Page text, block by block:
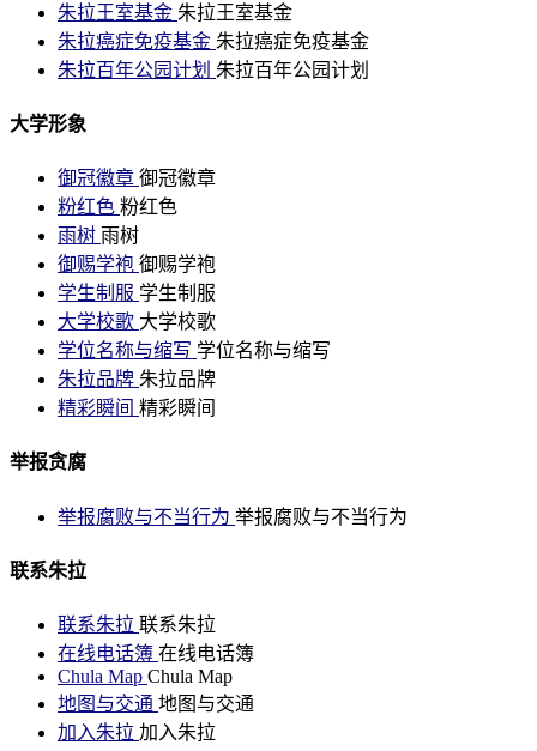
朱拉王室基金 朱拉王室基金
朱拉癌症免疫基金 朱拉癌症免疫基金
朱拉百年公园计划 朱拉百年公园计划
大学形象
御冠徽章 御冠徽章
粉红色 粉红色
雨树 雨树
御赐学袍 御赐学袍
学生制服 学生制服
大学校歌 大学校歌
学位名称与缩写 学位名称与缩写
朱拉品牌 朱拉品牌
精彩瞬间 精彩瞬间
举报贪腐
举报腐败与不当行为 举报腐败与不当行为
联系朱拉
联系朱拉 联系朱拉
在线电话簿 在线电话簿
Chula Map Chula Map
地图与交通 地图与交通
加入朱拉 加入朱拉